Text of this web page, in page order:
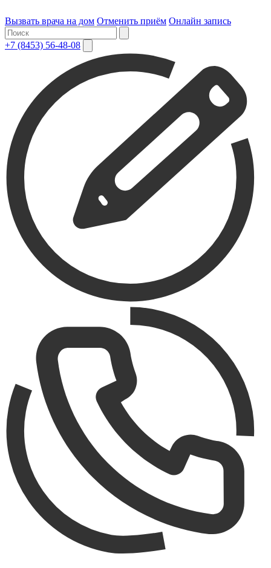
Вызвать врача на дом Отменить приём Онлайн запись
+7 (8453) 56-48-08